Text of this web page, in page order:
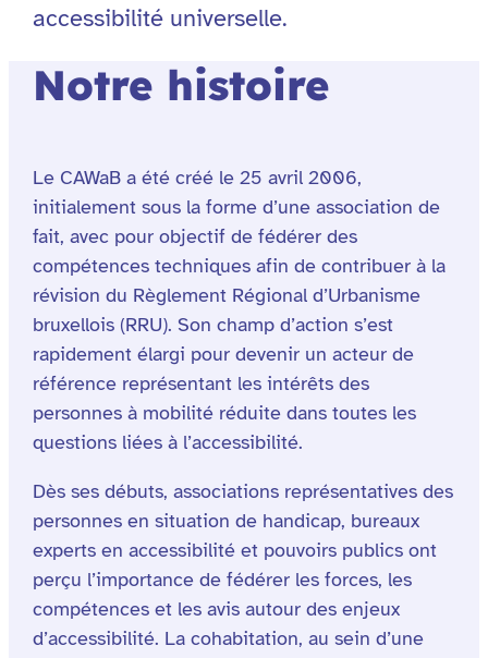
accessibilité universelle.
Notre histoire
Le CAWaB a été créé le 25 avril 2006,
initialement sous la forme d’une association de
fait, avec pour objectif de fédérer des
compétences techniques afin de contribuer à la
révision du Règlement Régional d’Urbanisme
bruxellois (RRU). Son champ d’action s’est
rapidement élargi pour devenir un acteur de
référence représentant les intérêts des
personnes à mobilité réduite dans toutes les
questions liées à l’accessibilité.
Dès ses débuts, associations représentatives des
personnes en situation de handicap, bureaux
experts en accessibilité et pouvoirs publics ont
perçu l’importance de fédérer les forces, les
compétences et les avis autour des enjeux
d’accessibilité. La cohabitation, au sein d’une